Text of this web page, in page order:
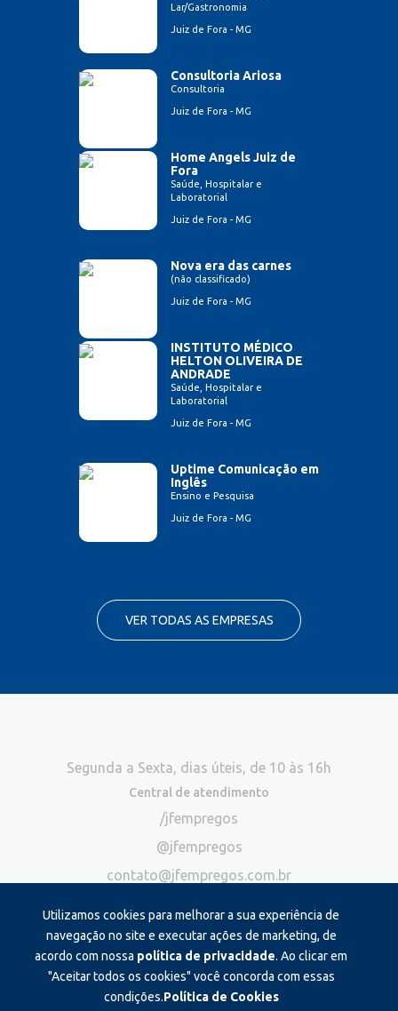
Lar/Gastronomia
Juiz de Fora - MG
Consultoria Ariosa
Consultoria
Juiz de Fora - MG
Home Angels Juiz de
Fora
Saúde, Hospitalar e
Laboratorial
Juiz de Fora - MG
Nova era das carnes
(não classificado)
Juiz de Fora - MG
INSTITUTO MÉDICO
HELTON OLIVEIRA DE
ANDRADE
Saúde, Hospitalar e
Laboratorial
Juiz de Fora - MG
Uptime Comunicação em
Inglês
Ensino e Pesquisa
Juiz de Fora - MG
VER TODAS AS EMPRESAS
Utilizamos cookies para melhorar a sua experiência de
navegação no site e executar ações de marketing, de
acordo com nossa política de privacidade. Ao clicar em
"Aceitar todos os cookies" você concorda com essas
condições.Política de Cookies
Segunda a Sexta, dias úteis, de 10 às 16h
Central de atendimento
/jfempregos
@jfempregos
contato@jfempregos.com.br
Publicidade
*Exclusivo para atendimento via chat. Não atendemos ligações neste
canal
Produzido e administrado por: